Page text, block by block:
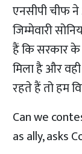
एनसीपी चीफ
जिम्मेवारी
हैं कि सरकार
मिला है और
रहते हैं तो हम
Can we
as ally, asks